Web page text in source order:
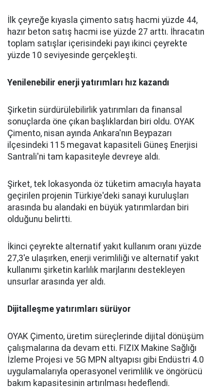
İlk çeyreğe kıyasla çimento satış hacmi yüzde 44,
hazır beton satış hacmi ise yüzde 27 arttı. İhracatın
toplam satışlar içerisindeki payı ikinci çeyrekte
yüzde 10 seviyesinde gerçekleşti.
Yenilenebilir enerji yatırımları hız kazandı
Şirketin sürdürülebilirlik yatırımları da finansal
sonuçlarda öne çıkan başlıklardan biri oldu. OYAK
Çimento, nisan ayında Ankara'nın Beypazarı
ilçesindeki 115 megavat kapasiteli Güneş Enerjisi
Santrali'ni tam kapasiteyle devreye aldı.
Şirket, tek lokasyonda öz tüketim amacıyla hayata
geçirilen projenin Türkiye'deki sanayi kuruluşları
arasında bu alandaki en büyük yatırımlardan biri
olduğunu belirtti.
İkinci çeyrekte alternatif yakıt kullanım oranı yüzde
27,3'e ulaşırken, enerji verimliliği ve alternatif yakıt
kullanımı şirketin karlılık marjlarını destekleyen
unsurlar arasında yer aldı.
Dijitalleşme yatırımları sürüyor
OYAK Çimento, üretim süreçlerinde dijital dönüşüm
çalışmalarına da devam etti. FIZIX Makine Sağlığı
İzleme Projesi ve 5G MPN altyapısı gibi Endüstri 4.0
uygulamalarıyla operasyonel verimlilik ve öngörücü
bakım kapasitesinin artırılması hedeflendi.